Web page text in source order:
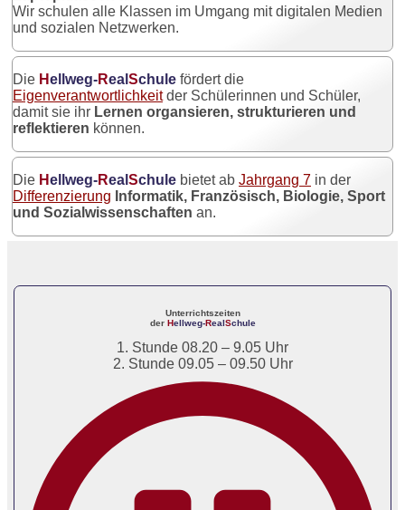
Wir schulen alle Klassen im Umgang mit digitalen Medien
und sozialen Netzwerken.
Die Hellweg-Real Schule fördert die
Eigenverantwortlichkeitder Schülerinnen und Schüler,
damit sie ihr Lernen organsieren, strukturieren und
reflektieren können.
Die Hellweg-Real Schule bietet ab Jahrgang 7 in der
Differenzierung Informatik, Französisch, Biologie, Sport
und Sozialwissenschaften an.
Unterrichtszeiten
der Hellweg-RealSchule
1. Stunde 08.20 – 9.05 Uhr
2. Stunde 09.05 – 09.50 Uhr